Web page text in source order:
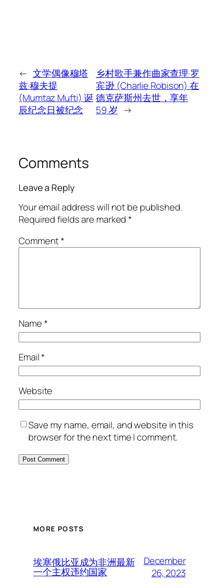
← 文学偶像穆塔
兹·穆夫提
(Mumtaz Mufti) 诞
辰纪念日被纪念
乡村歌手兼作曲家查理·罗
宾逊 (Charlie Robison) 在
德克萨斯州去世，享年
59 岁 →
Comments
Leave a Reply
Your email address will not be published.
Required fields are marked*
Comment*
Name*
Email*
Website
Save my name, email, and website in this
browser for the next time I comment.
MORE POSTS
埃塞俄比亚成为非洲最新
一个主权违约国家
December
26, 2023